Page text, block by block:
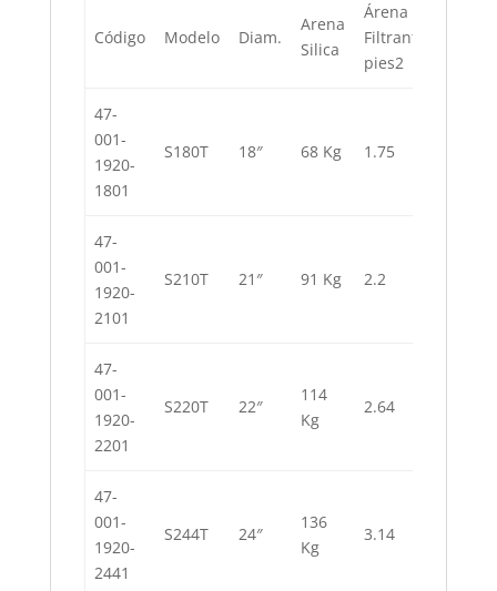
Código Modelo Diam.
Arena
Silica
Árena
Filtrante
pies2
47-
001-
1920-
1801
S180T 18″ 68 Kg 1.75
47-
001-
1920-
2101
S210T 21″ 91 Kg 2.2
47-
001-
1920-
2201
S220T 22″
114
Kg
2.64
47-
001-
1920-
2441
S244T 24″
136
Kg
3.14